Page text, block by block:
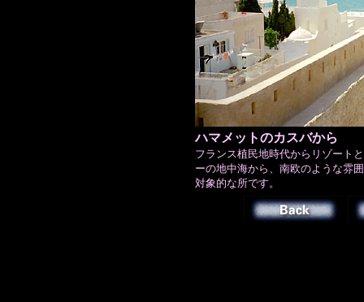
ハマメットのカスバから
フランス植民地時代からリゾート
ーの地中海から、南欧のような雰
対象的な所です。